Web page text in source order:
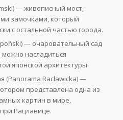
— живописный мост,
замочками, который
с остальной частью города.
— очаровательный сад
насладиться
японской архитектуры.
(Panorama Racławicka) —
представлена одна из
картин в мире,
Рацлавице.